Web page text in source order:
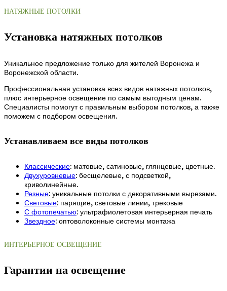
НАТЯЖНЫЕ ПОТОЛКИ
Установка натяжных потолков
Уникальное предложение только для жителей Воронежа и
Воронежской области.
Профессиональная установка всех видов натяжных потолков,
плюс интерьерное освещение по самым выгодным ценам.
Специалисты помогут с правильным выбором потолков, а также
поможем с подбором освещения.
Устанавливаем все виды потолков
Классические: матовые, сатиновые, глянцевые, цветные.
Двухуровневые: бесщелевые, с подсветкой,
криволинейные.
Резные: уникальные потолки с декоративными вырезами.
Световые: парящие, световые линии, трековые
С фотопечатью: ультрафиолетовая интерьерная печать
Звездное: оптоволоконные системы монтажа
ИНТЕРЬЕРНОЕ ОСВЕЩЕНИЕ
Гарантии на освещение